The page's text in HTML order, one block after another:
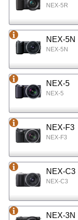
NEX-5R
NEX-5N
NEX-5N
NEX-5
NEX-5
NEX-F3
NEX-F3
NEX-C3
NEX-C3
NEX-3N